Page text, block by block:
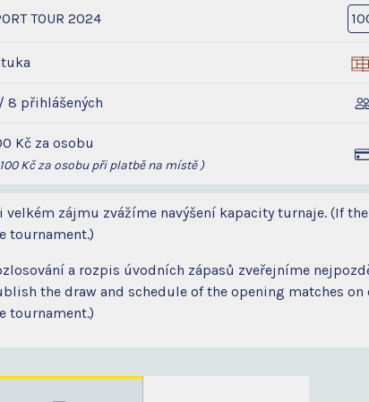
TOUR 2024
8 přihlášených
Kč za osobu
Kč za osobu při platbě na místě )
velkém zájmu zvážíme navýšení kapacity turnaje. (If
tournament.)
a rozpis úvodních zápasů zveřejníme
the draw and schedule of the opening matches
tournament.)